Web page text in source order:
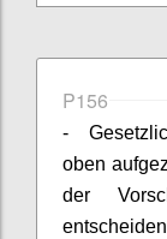
P156
-
oben
der